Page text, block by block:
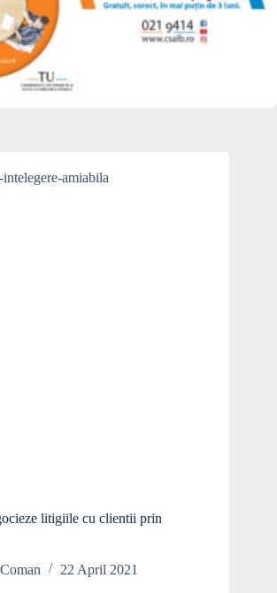
litigiile cu clientii prin
22 April 2021